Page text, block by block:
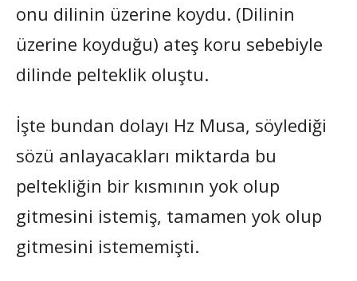
onu dilinin üzerine koydu. (Dilinin
üzerine koyduğu) ateş koru sebebiyle
dilinde pelteklik oluştu.
İşte bundan dolayı Hz Musa, söylediği
sözü anlayacakları miktarda bu
peltekliğin bir kısmının yok olup
gitmesini istemiş, tamamen yok olup
gitmesini istememişti.